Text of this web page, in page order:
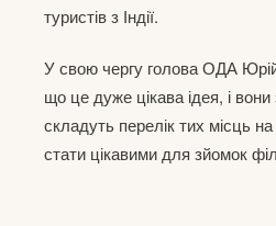
туристів з Індії.
У свою чергу голова ОДА
що це дуже цікава ідея, і вони
складуть перелік тих місць
стати цікавими для зйомок